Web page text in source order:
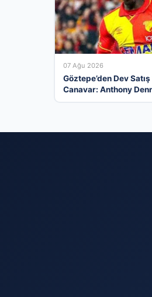
07 Ağu 2026
Göztepe’den Dev
Canavar: Anthony